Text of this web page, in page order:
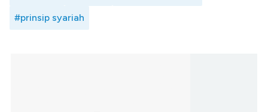
#prinsip syariah